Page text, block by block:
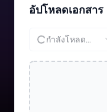
อัปโหลดเอกสาร
กำลังโหลด...